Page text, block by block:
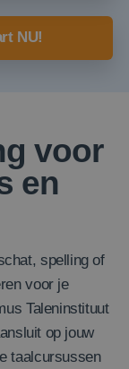
NU!
voor
en
spelling of
voor je
Taleninstituut
op jouw
taalcursussen